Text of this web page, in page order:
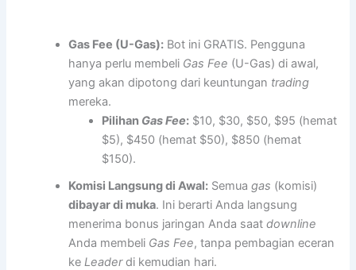
Gas Fee (U-Gas): Bot ini GRATIS. Pengguna
hanya perlu membeli Gas Fee (U-Gas) di awal,
yang akan dipotong dari keuntungan trading
mereka.
Pilihan Gas Fee: $10, $30, $50, $95 (hemat
$5), $450 (hemat $50), $850 (hemat
$150).
Komisi Langsung di Awal: Semuagas (komisi)
dibayar di muka. Ini berarti Anda langsung
menerima bonus jaringan Anda saatdownline
Anda membeli Gas Fee, tanpa pembagian eceran
ke Leaderdi kemudian hari.